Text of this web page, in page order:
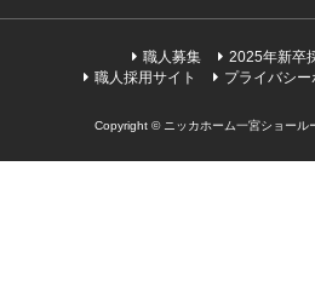
職人募集 2025年新卒
職人採用サイト
プライバシー
Copyright © ニッカホーム一宮ショール